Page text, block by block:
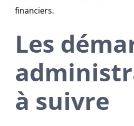
financiers.
Les
à suivre